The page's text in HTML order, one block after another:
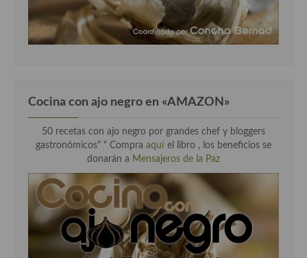
Cocina con ajo negro en «AMAZON»
50 recetas con ajo negro por grandes chef y bloggers
gastronómicos" " Compra aquí el libro , los beneficios se
donarán a Mensajeros de la Paz